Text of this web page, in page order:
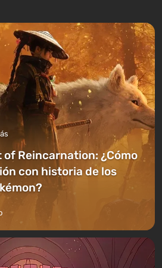
of Reincarnation: ¿Cómo
con historia de los